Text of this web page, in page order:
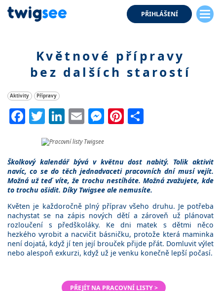
PŘIHLÁŠENÍ
Květnové přípravy
bez dalších starostí
Aktivity Přípravy
Facebook
Twitter
LinkedIn
EmailMessenger
Pinterest
Školkový kalendář bývá v květnu dost nabitý. Tolik aktivit
navíc, co se do těch jednadvaceti pracovních dní musí vejít.
Možná už teď víte, že trochu nestíháte. Možná zvažujete, kde
to trochu ošidit. Díky Twigsee ale nemusíte.
Květen je každoročně plný příprav všeho druhu. Je potřeba
nachystat se na zápis nových dětí a zároveň už plánovat
rozloučení s předškoláky. Ke dni matek s dětmi něco
hezkého vyrobit a nacvičit básničku, protože která maminka
není dojatá, když jí ten její brouček přijde přát. Domluvit výlet
nebo alespoň exkurzi, když už je venku konečně lepší počasí.
PŘEJÍT NA PRACOVNÍ LISTY >